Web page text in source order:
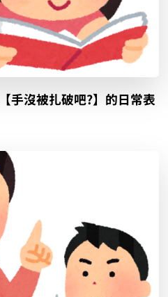
手沒被扎破吧?】的日常表